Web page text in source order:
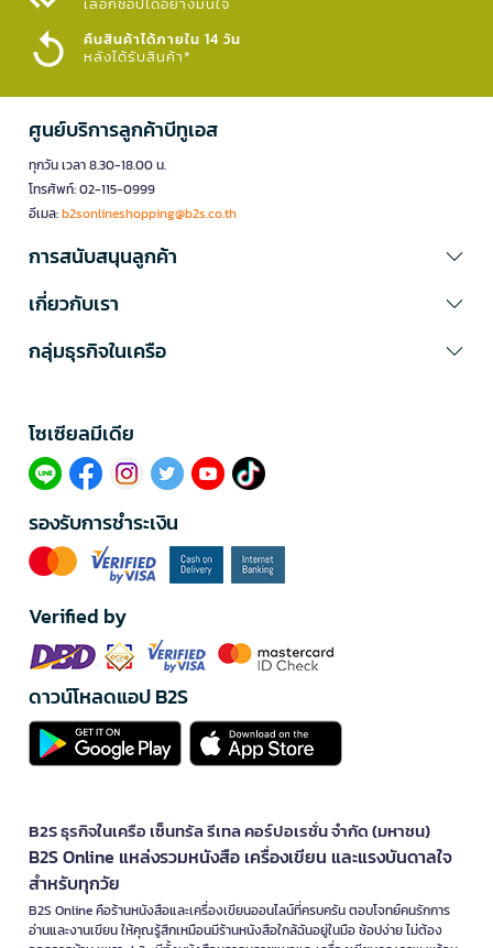
คืนสินค้าได้ภายใน 14 วัน
หลังได้รับสินค้า*
ศูนย์บริการลูกค้าบีทูเอส
ทุกวัน เวลา 8.30-18.00 น.
โทรศัพท์: 02-115-0999
อีเมล:b2sonlineshopping@b2s.co.th
การสนับสนุนลูกค้า
เกี่ยวกับเรา
กลุ่มธุรกิจในเครือ
โซเซียลมีเดีย​
รองรับการชำระเงิน
Verified by
ดาวน์โหลดแอป B2S
B2S ธุรกิจในเครือ เซ็นทรัล รีเทล คอร์ปอเรชั่น จำกัด (มหาชน)
B2S Online แหล่งรวมหนังสือ เครื่องเขียน และแรงบันดาลใจ
สำหรับทุกวัย
B2S Online คือร้านหนังสือและเครื่องเขียนออนไลน์ที่ครบครัน ตอบโจทย์คนรักการ
อ่านและงานเขียน ให้คุณรู้สึกเหมือนมีร้านหนังสือใกล้ฉันอยู่ในมือ ช้อปง่าย ไม่ต้อง